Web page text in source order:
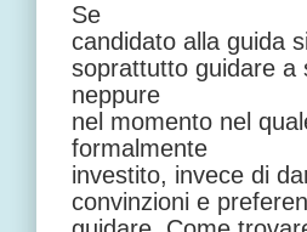
Se
candidato alla guida
soprattutto guidare a
neppure
nel momento nel
formalmente
investito, invece di
convinzioni e